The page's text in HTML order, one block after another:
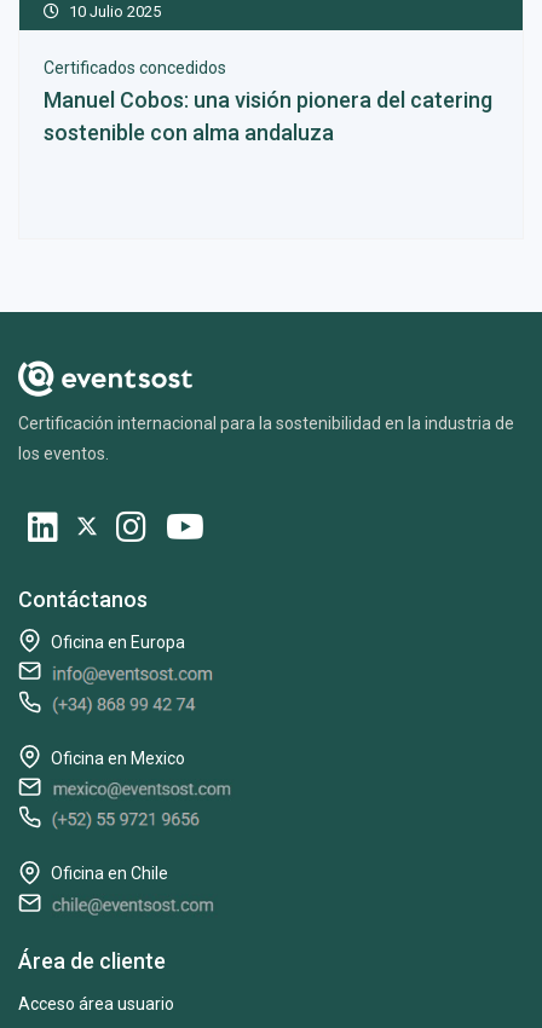
Certificados concedidos
10 Julio 2025
Manuel Cobos: una visión pionera del catering
sostenible con alma andaluza
Certificación internacional para la sostenibilidad en la industria de
los eventos.
Contáctanos
Oficina en Europa
Oficina en Mexico
Oficina en Chile
Área de cliente
Acceso área usuario